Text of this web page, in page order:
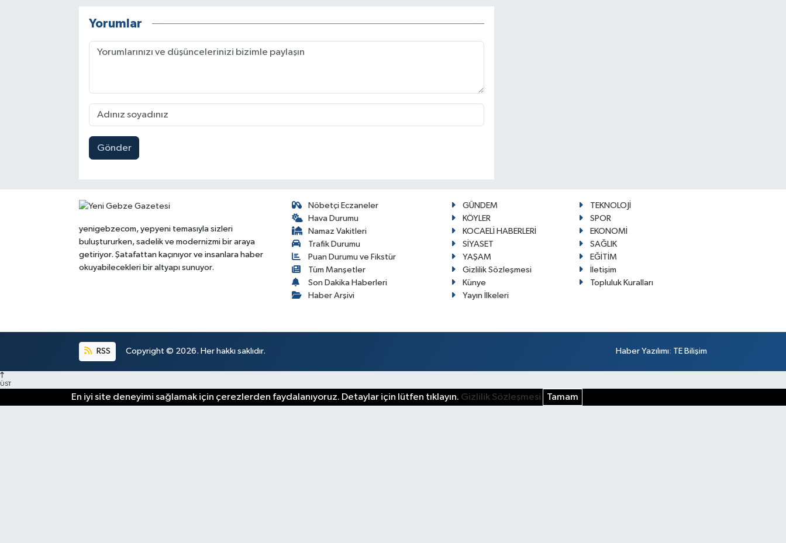
Yorumlar
Gönder
yenigebzecom, yepyeni temasıyla sizleri
buluştururken, sadelik ve modernizmi bir araya
getiriyor. Şatafattan kaçınıyor ve insanlara haber
okuyabilecekleri bir altyapı sunuyor.
Nöbetçi Eczaneler
Hava Durumu
Namaz Vakitleri
Trafik Durumu
Puan Durumu ve Fikstür
Tüm Manşetler
Son Dakika Haberleri
Haber Arşivi
GÜNDEM
TEKNOLOJİ
KÖYLER
SPOR
KOCAELİ HABERLERİ
EKONOMİ
SİYASET
SAĞLIK
YAŞAM
EĞİTİM
Gizlilik Sözleşmesi
İletişim
Künye
Topluluk Kuralları
Yayın İlkeleri
RSS Copyright © 2026. Her hakkı saklıdır. Haber Yazılımı: TE Bilişim
ÜST
En iyi site deneyimi sağlamak için çerezlerden faydalanıyoruz. Detaylar için lütfen tıklayın. Gizlilik Sözleşmesi Tamam